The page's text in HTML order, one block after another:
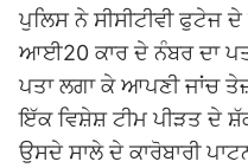
ਪੁਲਿਸ ਨੇ ਸੀਸੀਟੀਵੀ ਫੁਟੇਜ
ਆਈ20 ਕਾਰ ਦੇ ਨੰਬਰ ਦਾ
ਪਤਾ ਲਗਾ ਕੇ ਆਪਣੀ ਜਾਂਚ
ਇੱਕ ਵਿਸ਼ੇਸ਼ ਟੀਮ ਪੀੜਤ ਦੇ
ਉਸਦੇ ਸਾਲੇ ਦੇ ਕਾਰੋਬਾਰੀ